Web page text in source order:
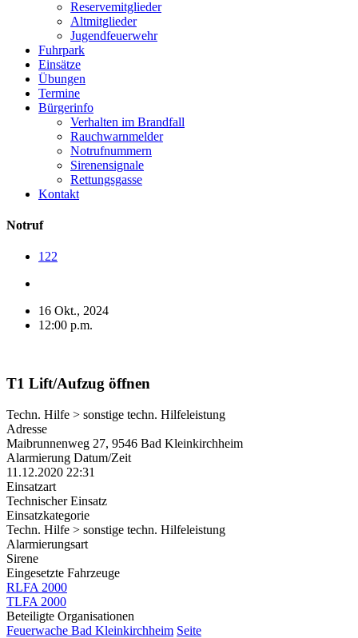
Reservemitglieder
Altmitglieder
Jugendfeuerwehr
Fuhrpark
Einsätze
Übungen
Termine
Bürgerinfo
Verhalten im Brandfall
Rauchwarnmelder
Notrufnummern
Sirenensignale
Rettungsgasse
Kontakt
Notruf
122
16 Okt., 2024
12:00 p.m.
T1 Lift/​Aufzug öffnen
Techn. Hilfe > sonstige techn. Hilfeleistung
Adresse
Maibrunnenweg 27, 9546 Bad Kleinkirchheim
Alarmierung Datum/Zeit
11.12.2020 22:31
Einsatzart
Technischer Einsatz
Einsatzkategorie
Techn. Hilfe > sonstige techn. Hilfeleistung
Alarmierungsart
Sirene
Eingesetzte Fahrzeuge
RLFA 2000
TLFA 2000
Beteiligte Organisationen
Feuerwache Bad Kleinkirchheim Seite